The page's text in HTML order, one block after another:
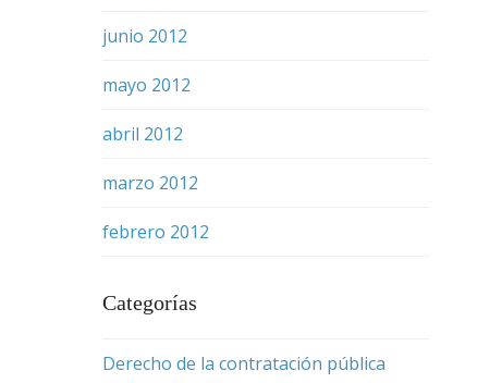
junio 2012
mayo 2012
abril 2012
marzo 2012
febrero 2012
Categorías
Derecho de la contratación pública